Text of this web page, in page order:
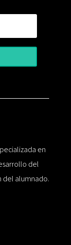
en
del
del alumnado.